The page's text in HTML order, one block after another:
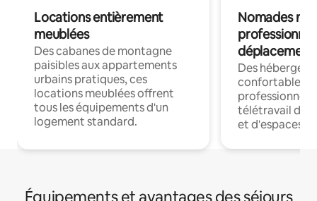
Locations entièrement
meublées
Des cabanes de montagne
paisibles aux appartements
urbains pratiques, ces
locations meublées offrent
tous les équipements d'un
logement standard.
Nomades
déplacement
Des
confortables
professionnels
télétravail
et d'espaces
Équipements et avantages des séjours